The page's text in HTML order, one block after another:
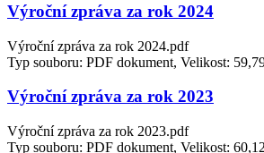
Výroční zpráva za rok 2024
Výroční zpráva za rok 2024.pdf
Typ souboru: PDF dokument, Velikost:
Výroční zpráva za rok 2023
Výroční zpráva za rok 2023.pdf
Typ souboru: PDF dokument, Velikost: